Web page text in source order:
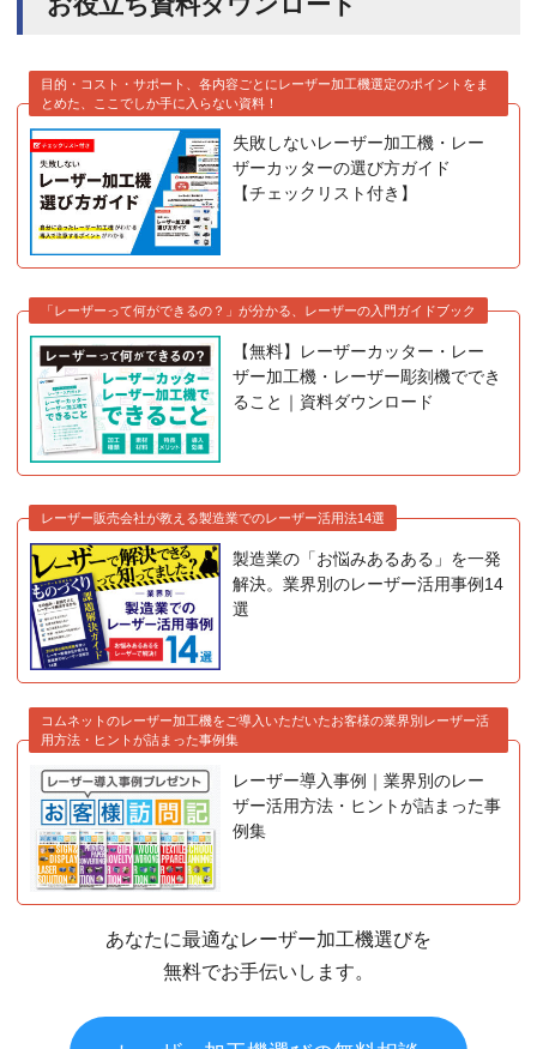
目的・コスト・サポート、各内容ごとにレーザー加工機選定のポイントをま
とめた、ここでしか手に入らない資料！
失敗しないレーザー加工機・レー
ザーカッターの選び方ガイド
【チェックリスト付き】
「レーザーって何ができるの？」が分かる、レーザーの入門ガイドブック
【無料】レーザーカッター・レー
ザー加工機・レーザー彫刻機ででき
ること｜資料ダウンロード
レーザー販売会社が教える製造業でのレーザー活用法14選
製造業の「お悩みあるある」を一発
解決。業界別のレーザー活用事例14
選
コムネットのレーザー加工機をご導入いただいたお客様の業界別レーザー活
用方法・ヒントが詰まった事例集
レーザー導入事例｜業界別のレー
ザー活用方法・ヒントが詰まった事
例集
あなたに最適なレーザー加工機選びを
無料でお手伝いします。